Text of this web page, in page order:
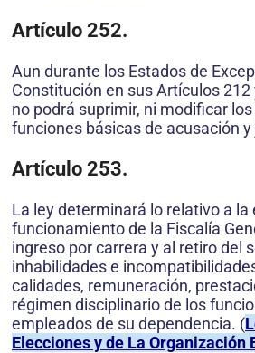
Artículo 252.
Aun durante los Estados de
Constitución en sus Artículos 212
no podrá suprimir, ni modificar
funciones básicas de acusación
Artículo 253.
La ley determinará lo relativo a la
funcionamiento de la Fiscalía
ingreso por carrera y al retiro del
inhabilidades e
calidades, remuneración,
régimen disciplinario de los
empleados de su dependencia. (
Elecciones y de La Organización